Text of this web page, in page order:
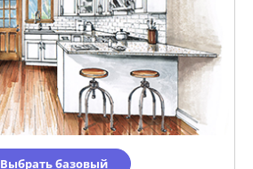
Выбрать базовый